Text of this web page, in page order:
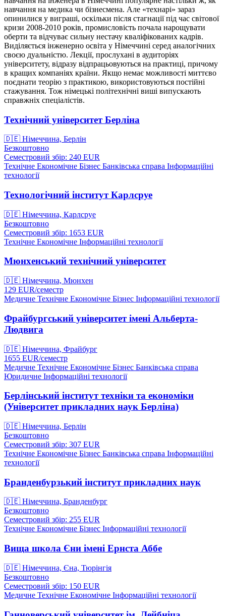
навчання на медика чи бізнесмена. Але «технарі» зараз
опинилися у виграші, оскільки після стагнації під час світової
кризи 2008-2010 років, промисловість почала нарощувати
оберти та відчуває сильну нестачу кваліфікованих кадрів.
Виділяється інженерно освіта у Німеччині серед аналогічних
своєю дуальністю. Лекції, прослухані в аудиторіях
університету, відразу відпрацьовуються на практиці, причому
в кращих компаніях країни. Якщо немає можливості миттєво
поєднати теорію з практикою, використовуються постійні
стажування. Тож німецькі політехнічні виші випускають
справжніх спеціалістів.
Технічний університет Берліна
🇩🇪 Німеччина, Берлін
Безкоштовно
Семестровий збір: 240 EUR
Технічне Економічне Бізнес Банківська справа Інформаційні
технології
Технологічний інститут Карлсруе
🇩🇪 Німеччина, Карлсруе
Безкоштовно
Семестровий збір: 1653 EUR
Технічне Економічне Інформаційні технології
Мюнхенський технічний університет
🇩🇪 Німеччина, Мюнхен
129 EUR/семестр
Медичне Технічне Економічне Бізнес Інформаційні технології
Фрайбургський університет імені Альберта-
Людвига
🇩🇪 Німеччина, Фрайбург
1655 EUR/семестр
Медичне Технічне Економічне Бізнес Банківська справа
Юридичне Інформаційні технології
Берлінський інститут техніки та економіки
(Університет прикладних наук Берліна)
🇩🇪 Німеччина, Берлін
Безкоштовно
Семестровий збір: 307 EUR
Технічне Економічне Бізнес Банківська справа Інформаційні
технології
Бранденбурзький інститут прикладних наук
🇩🇪 Німеччина, Бранденбург
Безкоштовно
Семестровий збір: 255 EUR
Технічне Економічне Бізнес Інформаційні технології
Вища школа Єни імені Ернста Аббе
🇩🇪 Німеччина, Єна, Тюрінгія
Безкоштовно
Семестровий збір: 150 EUR
Медичне Технічне Економічне Інформаційні технології